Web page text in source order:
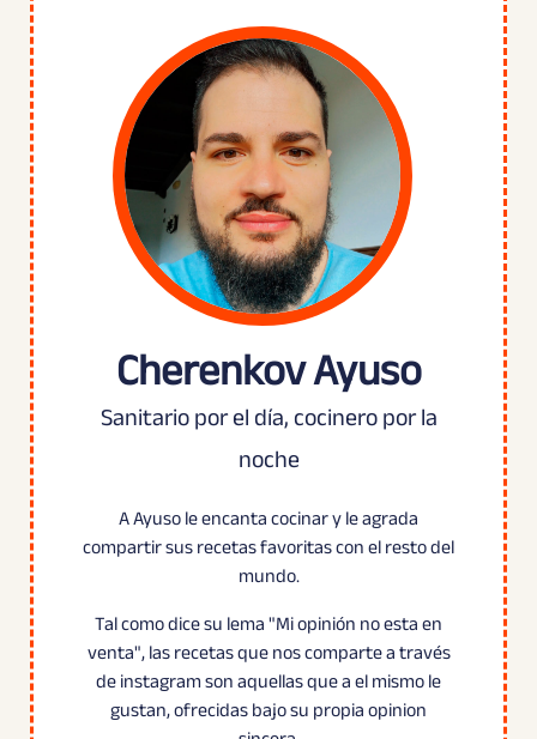
Cherenkov Ayuso
Sanitario por el día, cocinero por la
noche
A Ayuso le encanta cocinar y le agrada
compartir sus recetas favoritas con el resto del
mundo.
Tal como dice su lema "Mi opinión no esta en
venta", las recetas que nos comparte a través
de instagram son aquellas que a el mismo le
gustan, ofrecidas bajo su propia opinion